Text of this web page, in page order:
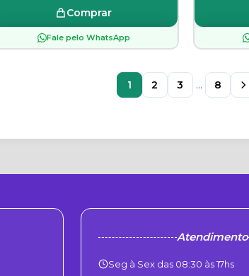
Comprar
Fale pelo WhatsApp
1 2 3 ... 8
Atendimento
Seg à Sex das 08:30 às 17hs